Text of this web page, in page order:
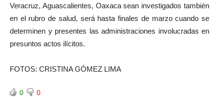
Veracruz, Aguascalientes, Oaxaca sean investigados también
en el rubro de salud, será hasta finales de marzo cuando se
determinen y presentes las administraciones involucradas en
presuntos actos ilícitos.
FOTOS: CRISTINA GÓMEZ LIMA
0 0